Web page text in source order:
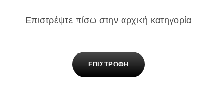
Επιστρέψτε πίσω στην αρχική κατηγορία
ΕΠΙΣΤΡΟΦΗ